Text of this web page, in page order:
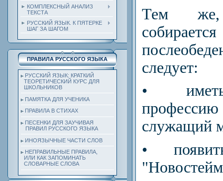
КОМПЛЕКСНЫЙ АНАЛИЗ
ТЕКСТА
РУССКИЙ ЯЗЫК. К ПЯТЕРКЕ
ШАГ ЗА ШАГОМ
ПРАВИЛА РУССКОГО ЯЗЫКА
РУССКИЙ ЯЗЫК: КРАТКИЙ
ТЕОРЕТИЧЕСКИЙ КУРС ДЛЯ
ШКОЛЬНИКОВ
ПАМЯТКА ДЛЯ УЧЕНИКА
ПРАВИЛА В СТИХАХ
ПЕСЕНКИ ДЛЯ ЗАУЧИВАЯ
ПРАВИЛ РУССКОГО ЯЗЫКА
ИНОЯЗЫЧНЫЕ ЧАСТИ СЛОВ
НЕПРАВИЛЬНЫЕ ПРАВИЛА,
ИЛИ КАК ЗАПОМИНАТЬ
СЛОВАРНЫЕ СЛОВА
Тем
следует:
•
служащий
•